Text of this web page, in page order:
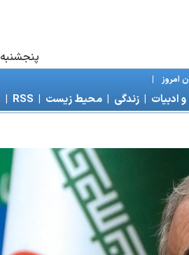
پنجشنبه ۱۵ مرداد ۱۴۰۵
امروز |
ادبيات | زندگی | محیط زیست |
RSS
|